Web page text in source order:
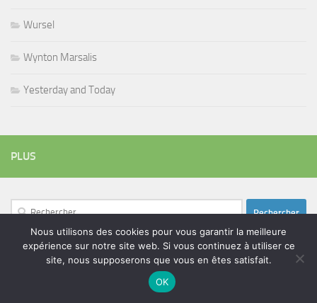
Wursel
Wynton Marsalis
Yesterday and Today
PLUS
Rechercher :
batteurbeatles
Nous utilisons des cookies pour vous garantir la meilleure
expérience sur notre site web. Si vous continuez à utiliser ce
site, nous supposerons que vous en êtes satisfait.
OK